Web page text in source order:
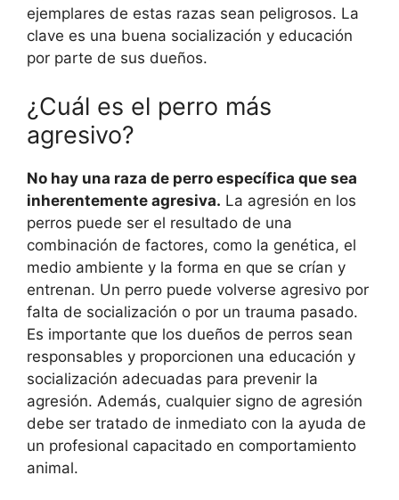
ejemplares de estas razas sean peligrosos. La
clave es una buena socialización y educación
por parte de sus dueños.
¿Cuál es el perro más
agresivo?
No hay una raza de perro específica que sea
inherentemente agresiva. La agresión en los
perros puede ser el resultado de una
combinación de factores, como la genética, el
medio ambiente y la forma en que se crían y
entrenan. Un perro puede volverse agresivo por
falta de socialización o por un trauma pasado.
Es importante que los dueños de perros sean
responsables y proporcionen una educación y
socialización adecuadas para prevenir la
agresión. Además, cualquier signo de agresión
debe ser tratado de inmediato con la ayuda de
un profesional capacitado en comportamiento
animal.